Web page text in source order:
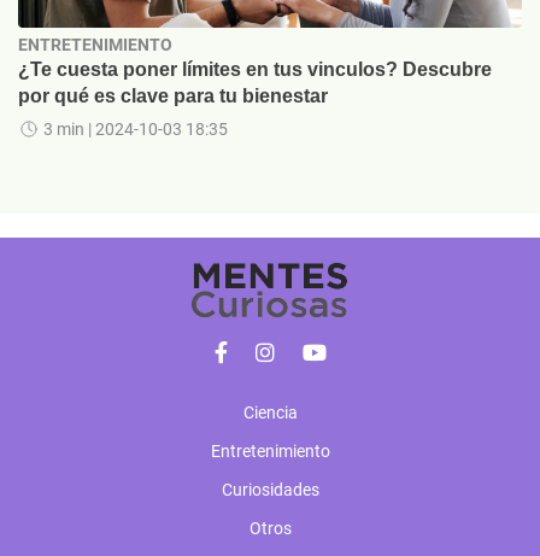
ENTRETENIMIENTO
¿Te cuesta poner límites en tus vinculos? Descubre
por qué es clave para tu bienestar
3 min | 2024-10-03 18:35
Ciencia
Entretenimiento
Curiosidades
Otros